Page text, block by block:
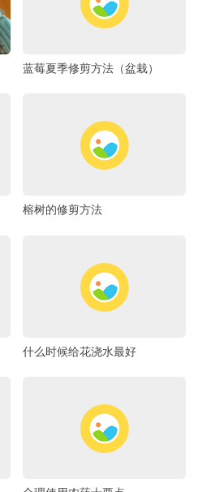
蓝莓夏季修剪方法（盆栽）
榕树的修剪方法
什么时候给花浇水最好